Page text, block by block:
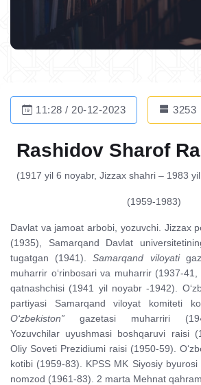
11:28 / 20-12-2023 3253
Rashidov Sharof
(1917 yil 6 noyabr, Jizzax shahri – 1983
(1959-1983)
Davlat va jamoat arbobi, yozuvchi. Jizzax
(1935), Samarqand Davlat
tugatgan (1941).Samarqand viloyati
muharrir o‘rinbosari va muharrir (1937-
qatnashchisi (1941 yil noyabr -1942).
partiyasi Samarqand viloyat komiteti
O‘zbekiston” gazetasi muharriri
Yozuvchilar uyushmasi boshqaruvi raisi
Oliy Soveti Prezidiumi raisi (1950-59).
kotibi (1959-83). KPSS MK Siyosiy byurosi
nomzod (1961-83). 2 marta Mehnat